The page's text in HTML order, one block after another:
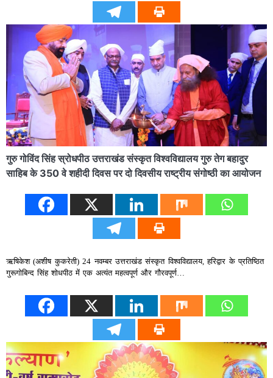
गुरु गोविंद सिंह स्रोधपीठ उत्तराखंड संस्कृत विश्वविद्यालय गुरु तेग बहादुर
साहिब के 350 वे शहीदी दिवस पर दो दिवसीय राष्ट्रीय संगोष्ठी का आयोजन
ऋषिकेश (अशीष कुकरेती) 24 नवम्बर उत्तराखंड संस्कृत विश्वविद्यालय, हरिद्वार के प्रतिष्ठित
गुरूगोबिन्द सिंह शोधपीठ में एक अत्यंत महत्वपूर्ण और गौरवपूर्ण…